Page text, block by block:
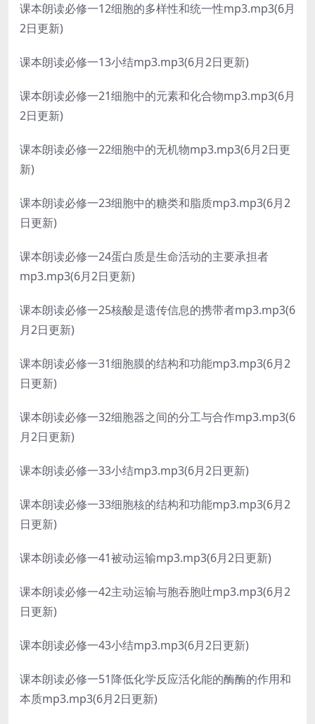
课本朗读必修一12细胞的多样性和统一性mp3.mp3(6月
2日更新)
课本朗读必修一13小结mp3.mp3(6月2日更新)
课本朗读必修一21细胞中的元素和化合物mp3.mp3(6月
2日更新)
课本朗读必修一22细胞中的无机物mp3.mp3(6月2日更
新)
课本朗读必修一23细胞中的糖类和脂质mp3.mp3(6月2
日更新)
课本朗读必修一24蛋白质是生命活动的主要承担者
mp3.mp3(6月2日更新)
课本朗读必修一25核酸是遗传信息的携带者mp3.mp3(6
月2日更新)
课本朗读必修一31细胞膜的结构和功能mp3.mp3(6月2
日更新)
课本朗读必修一32细胞器之间的分工与合作mp3.mp3(6
月2日更新)
课本朗读必修一33小结mp3.mp3(6月2日更新)
课本朗读必修一33细胞核的结构和功能mp3.mp3(6月2
日更新)
课本朗读必修一41被动运输mp3.mp3(6月2日更新)
课本朗读必修一42主动运输与胞吞胞吐mp3.mp3(6月2
日更新)
课本朗读必修一43小结mp3.mp3(6月2日更新)
课本朗读必修一51降低化学反应活化能的酶酶的作用和
本质mp3.mp3(6月2日更新)